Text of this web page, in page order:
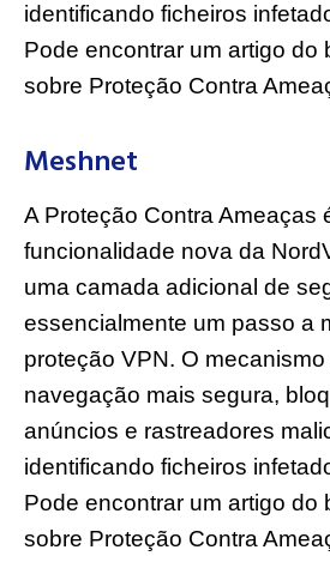
identificando ficheiros
Pode encontrar um artigo do
sobre Proteção Contra
Meshnet
A Proteção Contra Ameaças
funcionalidade nova da
uma camada adicional de
essencialmente um passo a
proteção VPN. O
navegação mais segura,
anúncios e rastreadores
identificando ficheiros
Pode encontrar um artigo do
sobre Proteção Contra